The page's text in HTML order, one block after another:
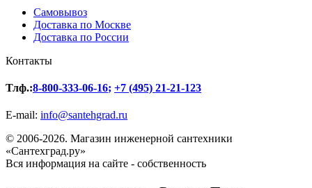
Самовывоз
Доставка по Москве
Доставка по России
Контакты
Тлф.:8-800-333-06-16; +7 (495) 21-21-123
E-mail: info@santehgrad.ru
© 2006-2026. Магазин инженерной сантехники
«Сантехград.ру»
Вся информация на сайте - собственность